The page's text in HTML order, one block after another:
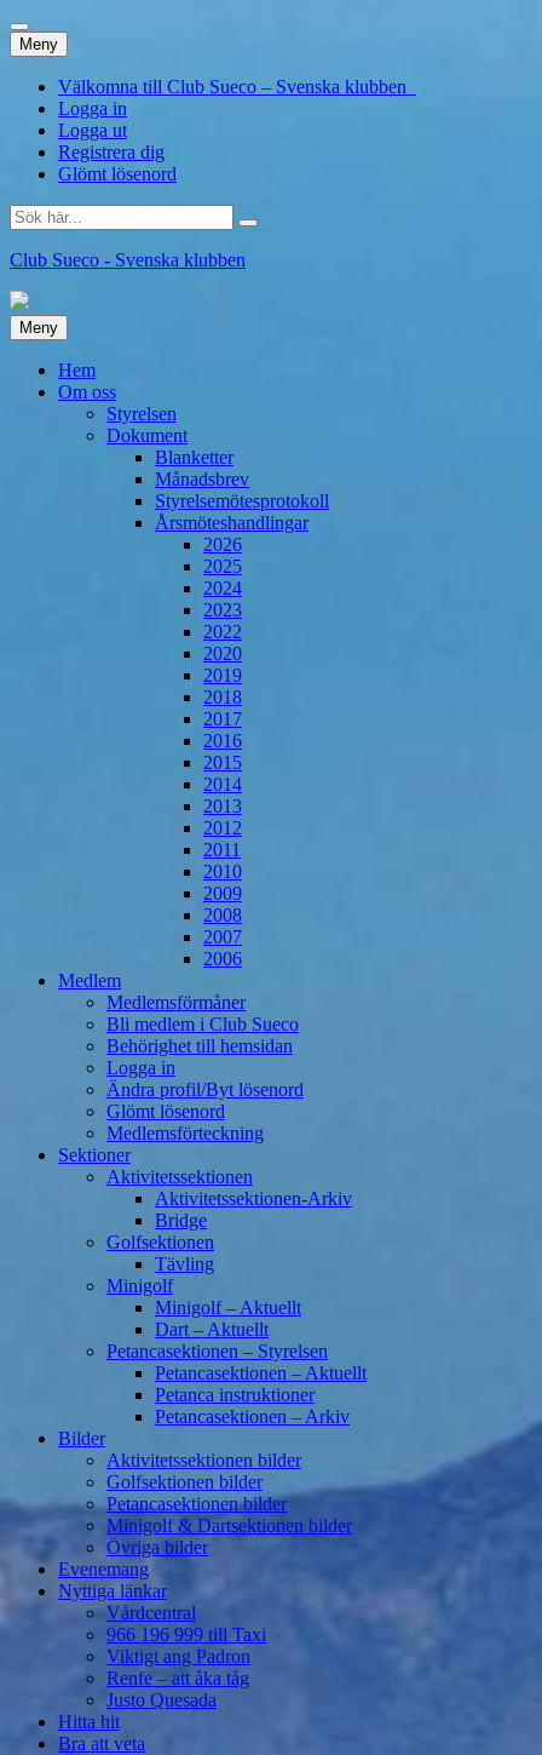
Meny Hoppa
till
innehåll
Välkomna till Club Sueco – Svenska klubben
Logga in
Logga ut
Registrera dig
Glömt lösenord
Sök
efter:
Club Sueco - Svenska klubben
Meny Hoppa
till
innehåll
Hem
Om oss
Styrelsen
Dokument
Blanketter
Månadsbrev
Styrelsemötesprotokoll
Årsmöteshandlingar
2026
2025
2024
2023
2022
2020
2019
2018
2017
2016
2015
2014
2013
2012
2011
2010
2009
2008
2007
2006
Medlem
Medlemsförmåner
Bli medlem i Club Sueco
Behörighet till hemsidan
Logga in
Ändra profil/Byt lösenord
Glömt lösenord
Medlemsförteckning
Sektioner
Aktivitetssektionen
Aktivitetssektionen-Arkiv
Bridge
Golfsektionen
Tävling
Minigolf
Minigolf – Aktuellt
Dart – Aktuellt
Petancasektionen – Styrelsen
Petancasektionen – Aktuellt
Petanca instruktioner
Petancasektionen – Arkiv
Bilder
Aktivitetssektionen bilder
Golfsektionen bilder
Petancasektionen bilder
Minigolf & Dartsektionen bilder
Övriga bilder
Evenemang
Nyttiga länkar
Vårdcentral
966 196 999 till Taxi
Viktigt ang Padron
Renfe – att åka tåg
Justo Quesada
Hitta hit
Bra att veta